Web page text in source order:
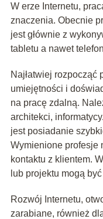
W erze Internetu,
znaczenia. Obecnie
jest głównie z
tabletu a nawet
Najłatwiej rozpocząć
umiejętności i
na pracę zdalną.
architekci,
jest posiadanie
Wymienione profesje
kontaktu z klientem.
lub projektu mogą
Rozwój Internetu,
zarabiane, również